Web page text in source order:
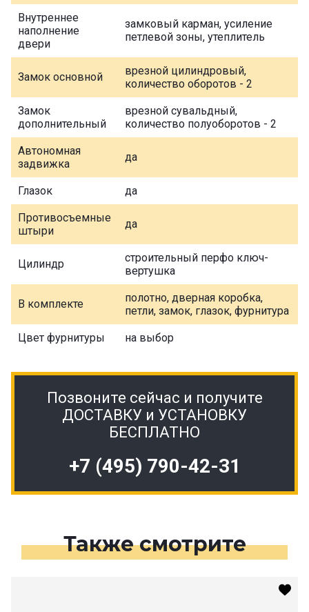
Внутреннее
наполнение
двери
замковый карман, усиление
петлевой зоны, утеплитель
Замок основной
врезной цилиндровый,
количество оборотов - 2
Замок
дополнительный
врезной сувальдный,
количество полуоборотов - 2
Автономная
задвижка
да
Глазок да
Противосъемные
штыри
да
Цилиндр
строительный перфо ключ-
вертушка
В комплекте
полотно, дверная коробка,
петли, замок, глазок, фурнитура
Цвет фурнитуры на выбор
Позвоните сейчас и получите
ДОСТАВКУ и УСТАНОВКУ
БЕСПЛАТНО
+7 (495) 790-42-31
Также смотрите